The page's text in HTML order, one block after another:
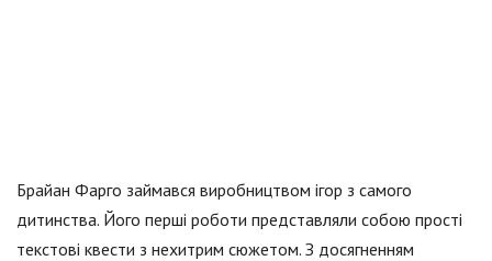
Брайан Фарго займався виробництвом ігор з самого
дитинства. Його перші роботи представляли собою прості
текстові квести з нехитрим сюжетом. З досягненням